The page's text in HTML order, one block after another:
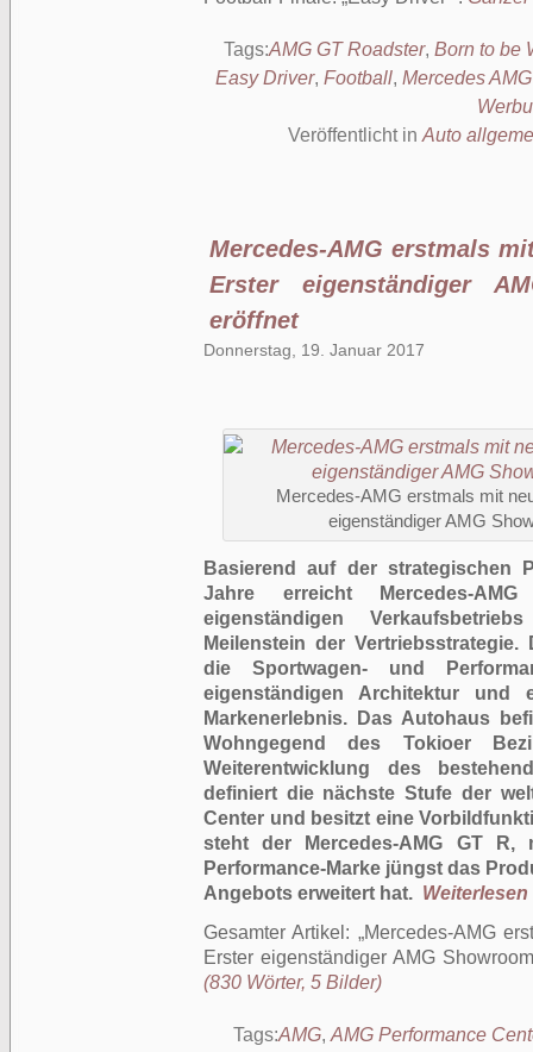
Tags:AMG GT Roadster, Born to be
Easy Driver, Football, Mercedes AMG
Veröffentlicht in Auto
Mercedes-AMG erstmals
Erster eigenständiger
eröffnet
Donnerstag, 19. Januar 2017
Mercedes-AMG erstmals mit
eigenständiger AMG
Basierend auf der strategischen
Jahre erreicht Mercedes-
eigenständigen
Meilenstein der
die Sportwagen- und
eigenständigen Architektur und
Markenerlebnis. Das Autohaus
Wohngegend des Tokioer
Weiterentwicklung des
definiert die nächste Stufe der
Center und besitzt eine
steht der Mercedes-AMG GT
Performance-Marke jüngst das
Angebots erweitert hat. Weiterlesen
Gesamter Artikel:
Mercedes-AMG
Erster eigenständiger AMG
(830 Wörter, 5 Bilder)
Tags:AMG, AMG Performance